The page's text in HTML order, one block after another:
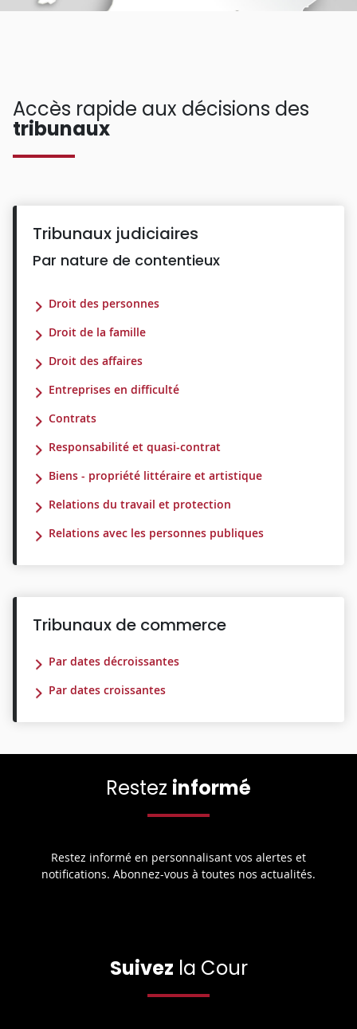
Accès rapide aux décisions des
tribunaux
Tribunaux judiciaires
Par nature de contentieux
Droit des personnes
Droit de la famille
Droit des affaires
Entreprises en difficulté
Contrats
Responsabilité et quasi-contrat
Biens - propriété littéraire et artistique
Relations du travail et protection
Relations avec les personnes publiques
Tribunaux de commerce
Par dates décroissantes
Par dates croissantes
Restez informé
Restez informé en personnalisant vos alertes et
notifications. Abonnez-vous à toutes nos actualités.
Suivez la Cour